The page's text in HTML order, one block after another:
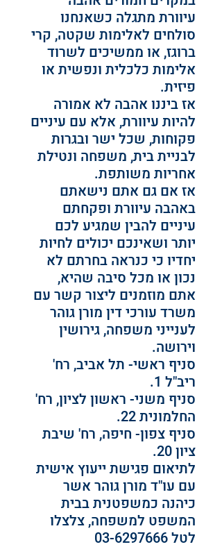
עיוורת מתגלה כשאנחנו
סולחים לאלימות שקטה, קרי
ברוגז, או ממשיכים לשרוד
אלימות כלכלית ונפשית או
פיזית.
אז ביננו אהבה לא אמורה
להיות עיוורת, אלא עם עיניים
פקוחות, שכל ישר ובגרות
לבניית בית, משפחה ונטילת
אחריות משותפת.
אז אם גם אתם נישאתם
באהבה עיוורת ופקחתם
עיניים להבין שמגיע לכם
יותר ושאינכם יכולים לחיות
יחדיו כי כנראה בחרתם לא
נכון או מכל סיבה שהיא,
אתם מוזמנים ליצור קשר עם
משרד עורכי דין מורן גוהר
לענייני משפחה, גירושין
וירושה.
סניף ראשי- תל אביב, רח'
ריב"ל 1.
סניף משני- ראשון לציון, רח'
החלמונית 22.
סניף צפון- חיפה, רח' שיבת
ציון 20.
לתיאום פגישת ייעוץ אישית
עם עו"ד מורן גוהר אשר
כיהנה כמשפטנית בבית
המשפט למשפחה, צלצלו
לטל 03-6297666